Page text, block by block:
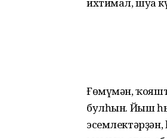
Ғөмүмән,
булһын. Йыш